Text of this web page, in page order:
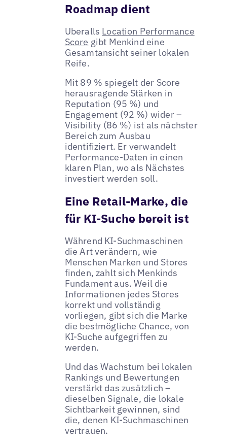
Roadmap dient
Uberalls Location Performance
Score gibt Menkind eine
Gesamtansicht seiner lokalen
Reife.
Mit 89 % spiegelt der Score
herausragende Stärken in
Reputation (95 %) und
Engagement (92 %) wider –
Visibility (86 %) ist als nächster
Bereich zum Ausbau
identifiziert. Er verwandelt
Performance-Daten in einen
klaren Plan, wo als Nächstes
investiert werden soll.
Eine Retail-Marke, die
für KI-Suche bereit ist
Während KI-Suchmaschinen
die Art verändern, wie
Menschen Marken und Stores
finden, zahlt sich Menkinds
Fundament aus. Weil die
Informationen jedes Stores
korrekt und vollständig
vorliegen, gibt sich die Marke
die bestmögliche Chance, von
KI-Suche aufgegriffen zu
werden.
Und das Wachstum bei lokalen
Rankings und Bewertungen
verstärkt das zusätzlich –
dieselben Signale, die lokale
Sichtbarkeit gewinnen, sind
die, denen KI-Suchmaschinen
vertrauen.